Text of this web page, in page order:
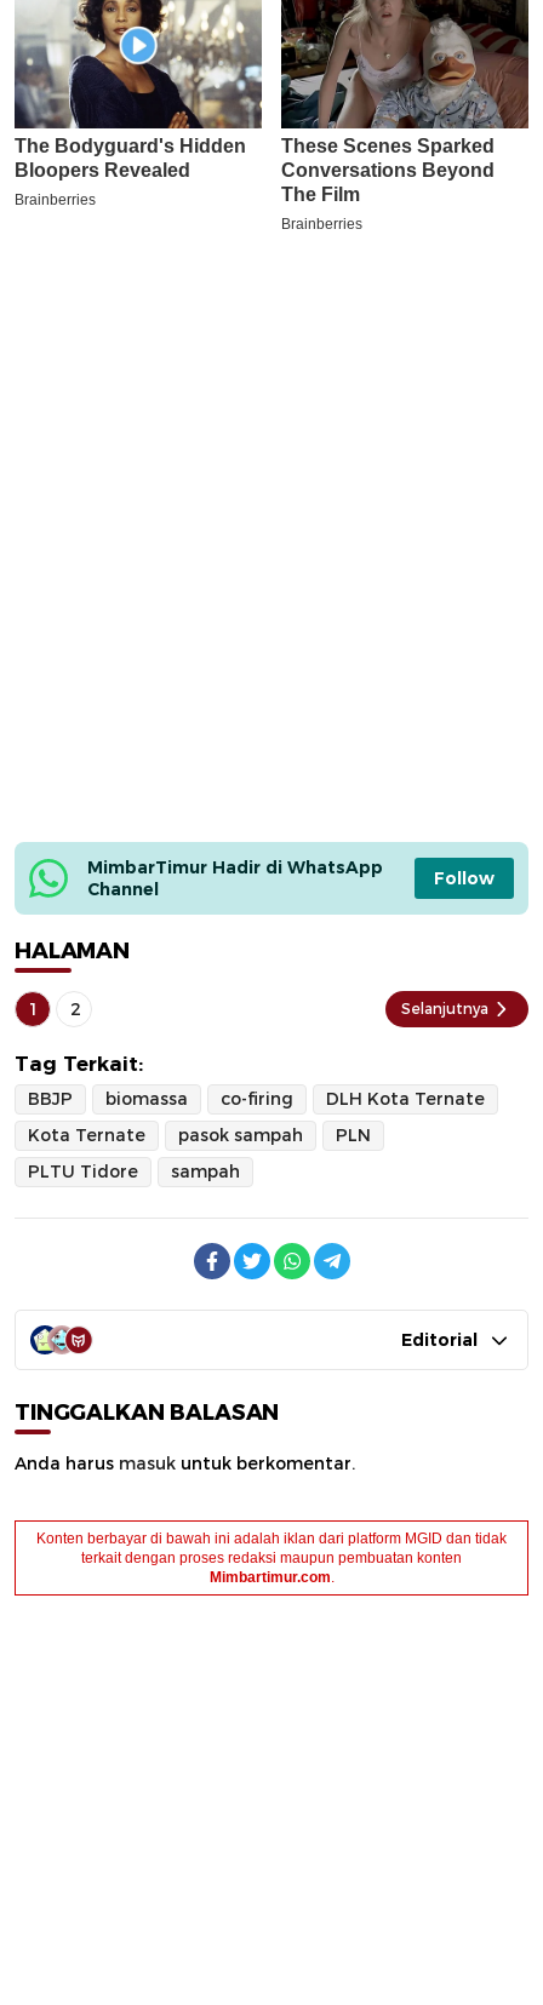
MimbarTimur Hadir di WhatsApp
Channel
Follow
HALAMAN
1 2 Selanjutnya
Tag Terkait:
BBJP biomassa co-firing
DLH Kota Ternate
Kota Ternate
pasok sampah
PLN
PLTU Tidore
sampah
Editorial
TINGGALKAN BALASAN
Anda harus masuk untuk berkomentar.
Konten berbayar di bawah ini adalah iklan dari platform MGID dan tidak
terkait dengan proses redaksi maupun pembuatan konten
Mimbartimur.com